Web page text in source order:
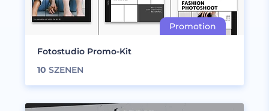
Fotostudio Promo-Kit
10 SZENEN